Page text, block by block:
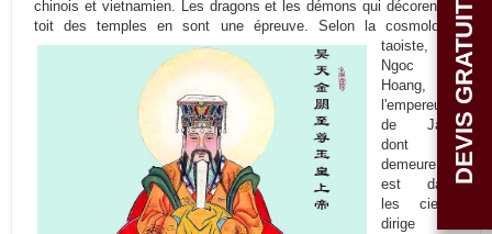
chinois et vietnamien. Les dragons et les démons qui décorent le
toit des temples en sont une épreuve. Selon la cosmologie
taoiste,
Ngoc
Hoang,
l'empereur
de Jade
dont la
demeure
est dans
les cieux,
dirige un
DEVIS GRATUIT